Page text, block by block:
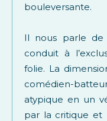
bouleversante.
Il nous parle de
conduit à
folie. La
comédien-
atypique en un
par la critique et